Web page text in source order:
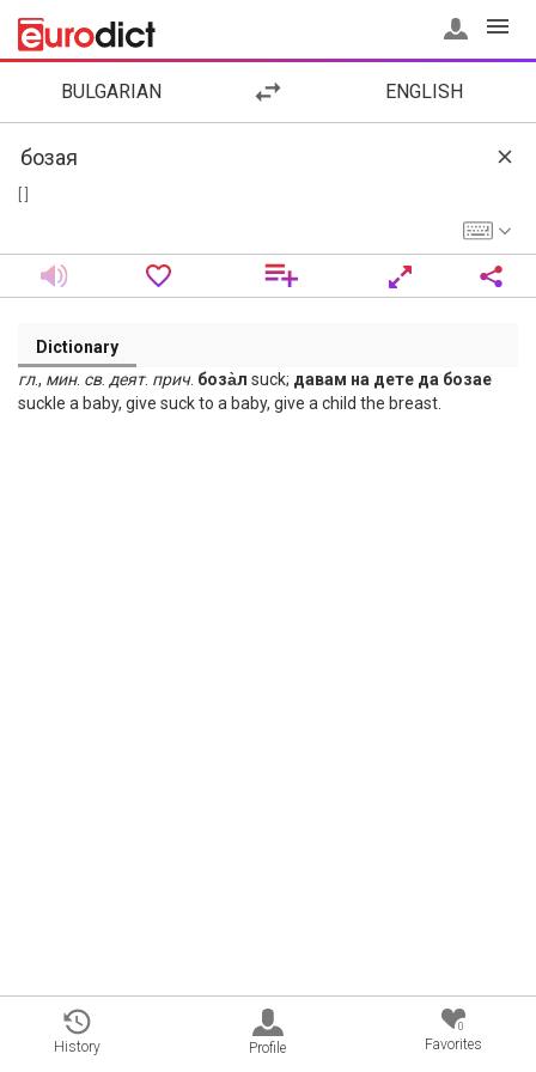
BULGARIAN ENGLISH
Dictionary
гл., мин. св. деят. прич. боза̀л suck; давам на дете да бозае
suckle a baby, give suck to a baby, give a child the breast.
History Profile
0
Favorites